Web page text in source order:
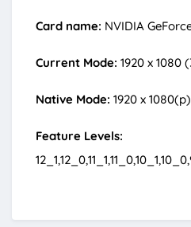
Card name: NVIDIA
Current Mode: 1920 x 1080
Native Mode: 1920 x
Feature Levels: